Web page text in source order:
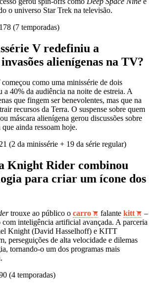
o universo Star Trek na televisão.
178 (7 temporadas)
V redefiniu a
alienígenas na TV?
começou como uma minissérie de dois
a 40% da audiência na noite de estreia. A
que fingem ser benevolentes, mas que na
recursos da Terra. O suspense sobre quem
máscara alienígena gerou discussões sobre
ainda ressoam hoje.
(2 da minissérie + 19 da série regular)
Knight Rider combinou
para criar um ícone dos
trouxe ao público o carro falante kitt
–
inteligência artificial avançada. A parceria
Knight (David Hasselhoff) e KITT
perseguições de alta velocidade e dilemas
tornando‑o um dos programas mais
(4 temporadas)